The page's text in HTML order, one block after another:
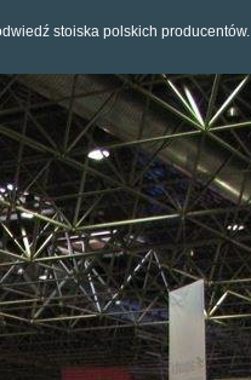
stoiska polskich producentów.